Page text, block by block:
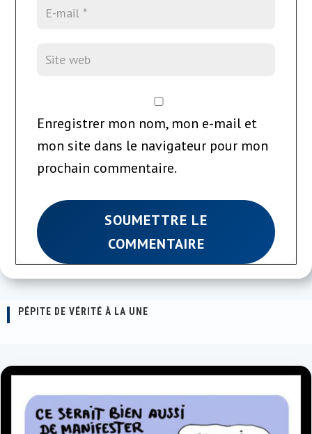
Enregistrer mon nom, mon e-mail et
mon site dans le navigateur pour mon
prochain commentaire.
SOUMETTRE LE
COMMENTAIRE
PÉPITE DE VÉRITÉ À LA UNE